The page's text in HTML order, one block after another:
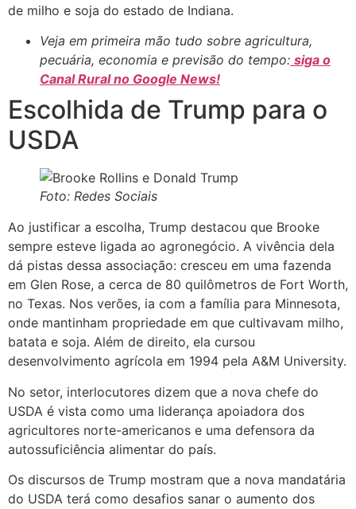
de milho e soja do estado de Indiana.
Veja em primeira mão tudo sobre agricultura,
pecuária, economia e previsão do tempo: siga o
Canal Rural no Google News!
Escolhida de Trump para o
USDA
Foto: Redes Sociais
Ao justificar a escolha, Trump destacou que Brooke
sempre esteve ligada ao agronegócio. A vivência dela
dá pistas dessa associação: cresceu em uma fazenda
em Glen Rose, a cerca de 80 quilômetros de Fort Worth,
no Texas. Nos verões, ia com a família para Minnesota,
onde mantinham propriedade em que cultivavam milho,
batata e soja. Além de direito, ela cursou
desenvolvimento agrícola em 1994 pela A&M University.
No setor, interlocutores dizem que a nova chefe do
USDA é vista como uma liderança apoiadora dos
agricultores norte-americanos e uma defensora da
autossuficiência alimentar do país.
Os discursos de Trump mostram que a nova mandatária
do USDA terá como desafios sanar o aumento dos